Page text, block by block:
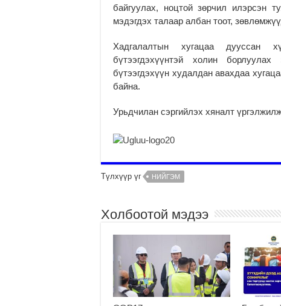
байгуулах, ноцтой зөрчил илэрсэн
мэдэгдэх талаар албан тоот,
Хадгалалтын хугацаа дууссан
бүтээгдэхүүнтэй холин
бүтээгдэхүүн худалдан авахдаа
байна.
Урьдчилан сэргийлэх хяналт
Түлхүүр үг НИЙГЭМ
Холбоотой мэдээ